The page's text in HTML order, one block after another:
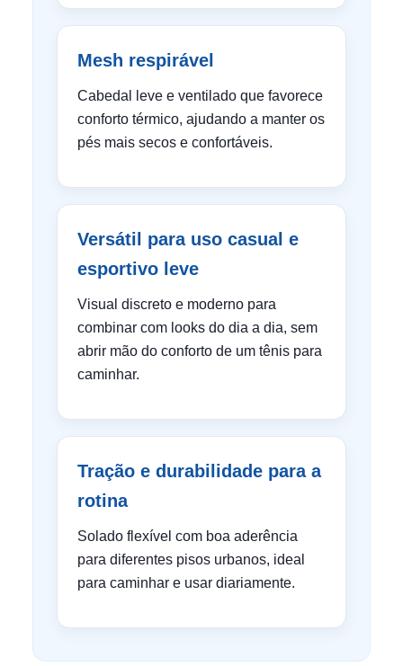
Mesh respirável
Cabedal leve e ventilado que favorece
conforto térmico, ajudando a manter os
pés mais secos e confortáveis.
Versátil para uso casual e
esportivo leve
Visual discreto e moderno para
combinar com looks do dia a dia, sem
abrir mão do conforto de um tênis para
caminhar.
Tração e durabilidade para a
rotina
Solado flexível com boa aderência
para diferentes pisos urbanos, ideal
para caminhar e usar diariamente.